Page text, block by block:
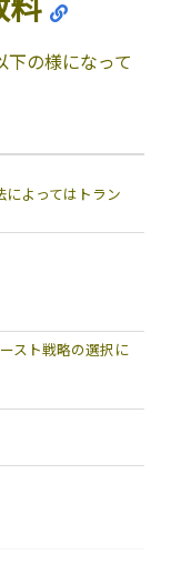
の様になって
によってはトラン
スト戦略の選択に